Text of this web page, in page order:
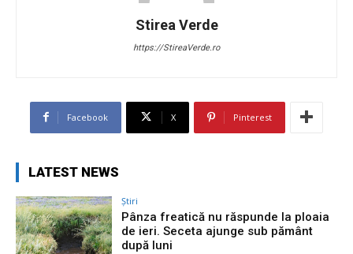
Stirea Verde
https://StireaVerde.ro
Facebook X Pinterest
LATEST NEWS
Știri
Pânza freatică nu răspunde la ploaia
de ieri. Seceta ajunge sub pământ
după luni